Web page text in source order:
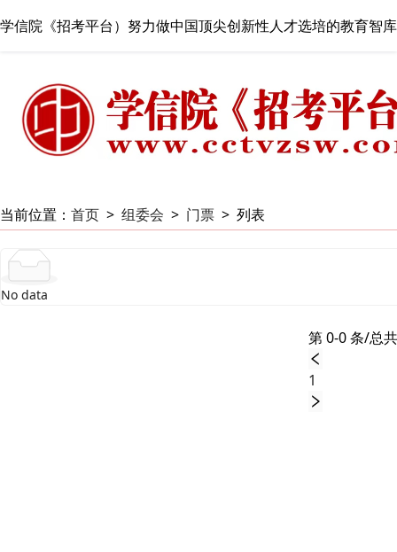
学信院《招考平台）努力做中国顶尖创新性人才选培的教育智库
当前位置： 首页 > 组委会 > 门票 > 列表
No data
第 0-0 条/总
1